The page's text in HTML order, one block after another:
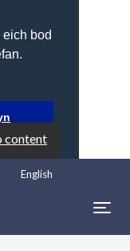
bod
content
English